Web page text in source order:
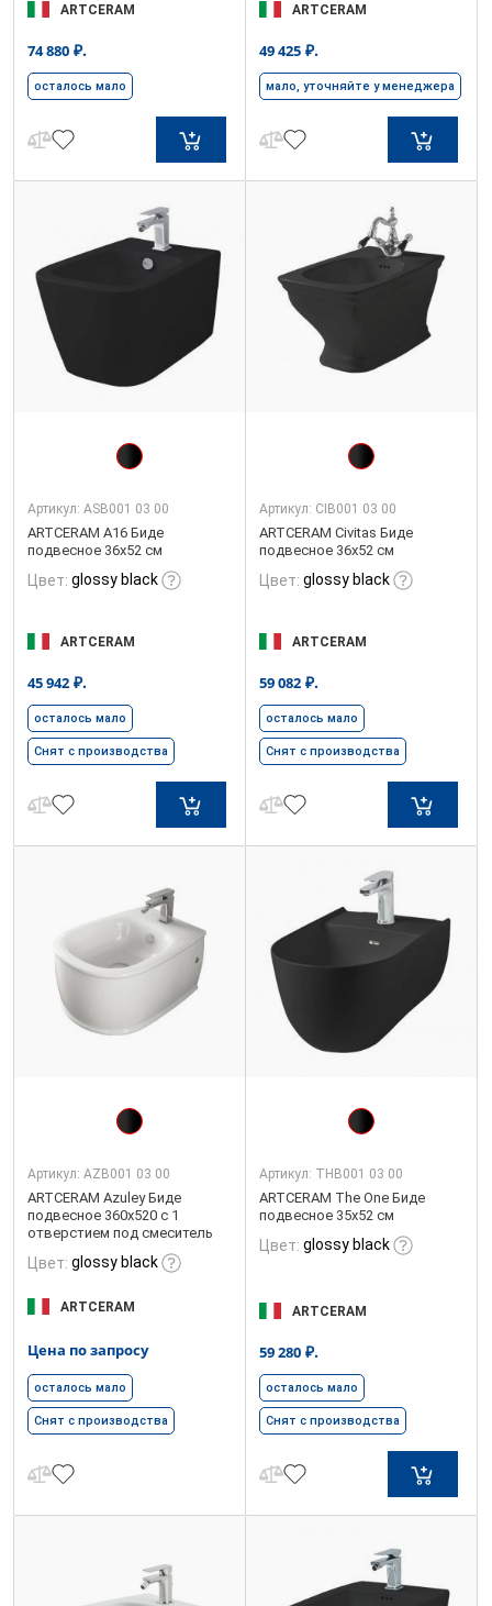
ARTCERAM
74 880 ₽.
осталось мало
ARTCERAM
49 425 ₽.
мало, уточняйте у менеджера
Артикул: ASB001 03 00
ARTCERAM A16 Биде
подвесное 36х52 см
Цвет: glossy black
ARTCERAM
45 942 ₽.
осталось мало
Снят с производства
Артикул: CIB001 03 00
ARTCERAM Civitas Биде
подвесное 36х52 см
Цвет: glossy black
ARTCERAM
59 082 ₽.
осталось мало
Снят с производства
Артикул: AZB001 03 00
ARTCERAM Azuley Биде
подвесное 360х520 с 1
отверстием под смеситель
Цвет: glossy black
ARTCERAM
Цена по запросу
осталось мало
Снят с производства
Артикул: THB001 03 00
ARTCERAM The One Биде
подвесное 35х52 см
Цвет: glossy black
ARTCERAM
59 280 ₽.
осталось мало
Снят с производства